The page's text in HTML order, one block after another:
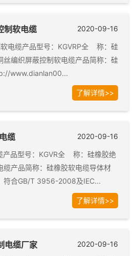
制软电缆 2020-09-16
软电缆产品型号：KGVRP全 称：硅
丝编织屏蔽控制软电缆产品简称：硅
www.dianlan00...
了解详情>>
缆 2020-09-16
产品型号：KGVR全 称：硅橡胶绝
缆产品简称：硅橡胶软电缆导体材
符合GB/T 3956-2008及IEC...
了解详情>>
电缆厂家 2020-09-16